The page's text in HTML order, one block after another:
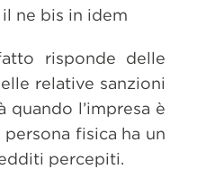
ne bis in idem
risponde delle
relative sanzioni
quando l’impresa è
fisica ha un
percepiti.